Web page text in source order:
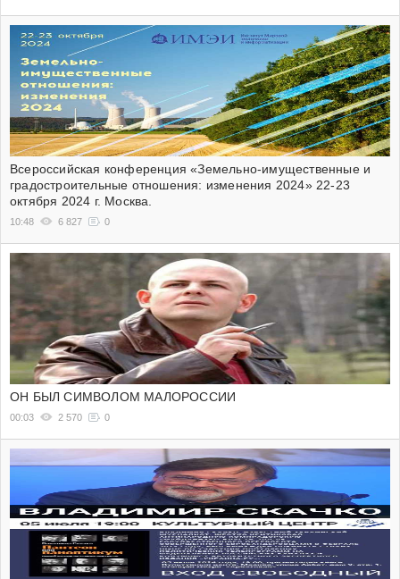
Всероссийская конференция «Земельно-имущественные и
градостроительные отношения: изменения 2024» 22-23
октября 2024 г. Москва.
10:48 6 827 0
ОН БЫЛ СИМВОЛОМ МАЛОРОССИИ
00:03 2 570 0